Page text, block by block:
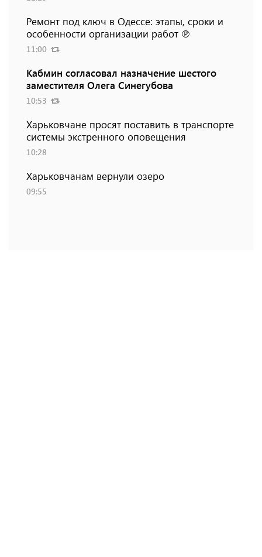
Ремонт под ключ в Одессе: этапы, сроки и
особенности организации работ ℗
11:00
Кабмин согласовал назначение шестого
заместителя Олега Синегубова
10:53
Харьковчане просят поставить в транспорте
системы экстренного оповещения
10:28
Харьковчанам вернули озеро
09:55